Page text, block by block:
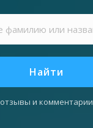
Найти
отзывы и комментарии